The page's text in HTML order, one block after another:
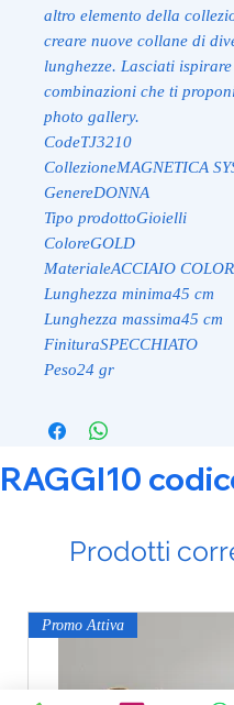
altro elemento della
creare nuove collane di
lunghezze. Lasciati
combinazioni che ti
photo gallery.
CodeTJ3210
CollezioneMAGNETICA
GenereDONNA
Tipo prodottoGioielli
ColoreGOLD
MaterialeACCIAIO
Lunghezza minima45 cm
Lunghezza massima45 cm
FinituraSPECCHIATO
Peso24 gr
RAGGI10
Prodotti
Promo Attiva